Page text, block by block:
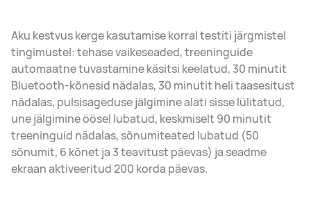
Aku kestvus kerge kasutamise korral testiti järgmistel
tingimustel: tehase vaikeseaded, treeninguide
automaatne tuvastamine käsitsi keelatud, 30 minutit
Bluetooth-kõnesid nädalas, 30 minutit heli taasesitust
nädalas, pulsisageduse jälgimine alati sisse lülitatud,
une jälgimine öösel lubatud, keskmiselt 90 minutit
treeninguid nädalas, sõnumiteated lubatud (50
sõnumit, 6 kõnet ja 3 teavitust päevas) ja seadme
ekraan aktiveeritud 200 korda päevas.